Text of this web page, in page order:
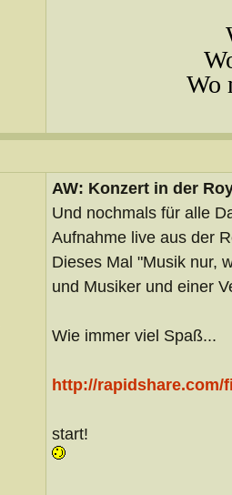
Wo
AW: Konzert in der
Und nochmals für alle
Aufnahme live aus der
Dieses Mal "Musik nur,
und Musiker und einer
Wie immer viel Spaß...
http://rapidshare.com/
start!